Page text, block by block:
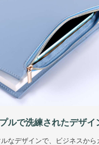
ルで洗練されたデザイ
なデザインで、ビジネスか